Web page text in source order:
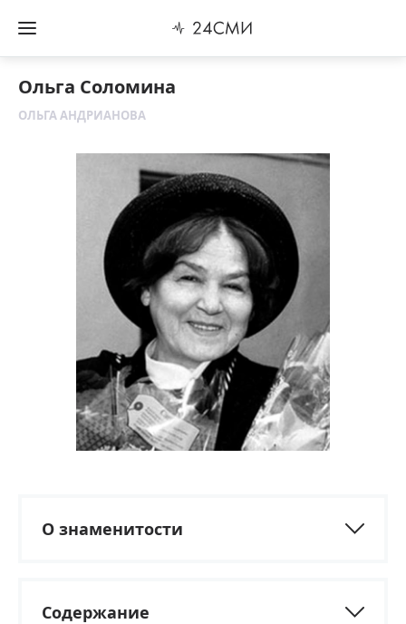
Ольга Соломина
ОЛЬГА АНДРИАНОВА
О знаменитости
Содержание